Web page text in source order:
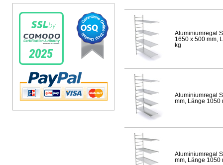
Aluminiumregal
1650 x 500 mm,
kg
Aluminiumregal
mm, Länge 1050
Aluminiumregal
mm, Länge 1050